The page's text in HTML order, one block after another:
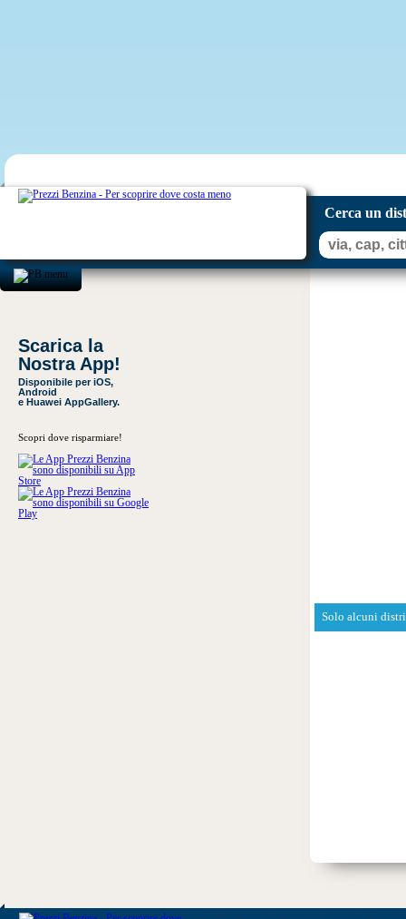
Cerca un
Scarica la
Nostra App!
Disponibile per iOS,
Android
e Huawei AppGallery.
Scopri dove risparmiare!
Solo alcuni